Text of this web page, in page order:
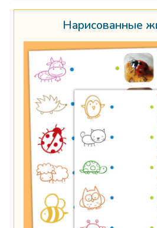
Нарисованные